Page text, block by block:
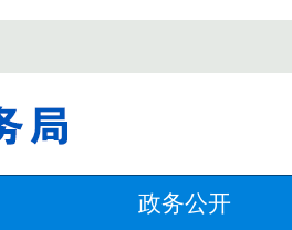
政务公开